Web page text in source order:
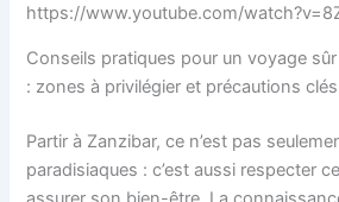
https://www.youtube.com/
Conseils pratiques pour un voyage
: zones à privilégier et précautions clés
Partir à Zanzibar, ce n’est pas
paradisiaques : c’est aussi respecter